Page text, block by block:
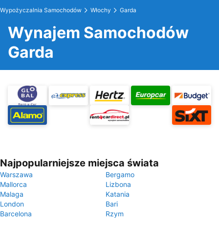
Wypożyczalnia Samochodów Włochy Garda
Wynajem Samochodów
Garda
Najpopularniejsze miejsca świata
Warszawa
Bergamo
Mallorca
Lizbona
Malaga
Katania
London
Bari
Barcelona
Rzym